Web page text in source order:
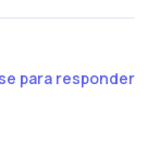
para responder